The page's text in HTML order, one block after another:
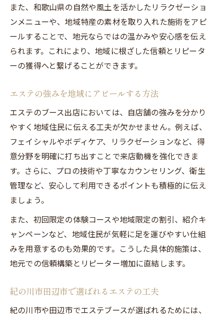
また、和歌山県の自然や風土を活かしたリラクゼーショ
ンメニューや、地域特産の素材を取り入れた施術をアピ
ールすることで、地元ならではの温かみや安心感を伝え
られます。これにより、地域に根ざした信頼とリピータ
ーの獲得へと繋げることができます。
エステの強みを地域にアピールする方法
エステのブース出店においては、自店舗の強みを分かり
やすく地域住民に伝える工夫が欠かせません。例えば、
フェイシャルやボディケア、リラクゼーションなど、得
意分野を明確に打ち出すことで来店動機を強化できま
す。さらに、プロの技術や丁寧なカウンセリング、衛生
管理など、安心して利用できるポイントも積極的に伝え
ましょう。
また、初回限定の体験コースや地域限定の割引、紹介キ
ャンペーンなど、地域住民が気軽に足を運びやすい仕組
みを用意するのも効果的です。こうした具体的施策は、
地元での信頼構築とリピーター増加に直結します。
紀の川市田辺市で選ばれるエステの工夫
紀の川市や田辺市でエステブースが選ばれるためには、